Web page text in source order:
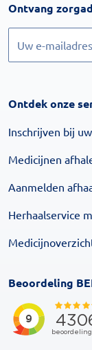
Ontvang
Ontdek onze
Inschrijven bij
Medicijnen
Aanmelden
Herhaalservice
Beoordeling